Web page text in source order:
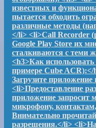
известных и
пытается обходить
различные методы
</li> <li>Call Recorder
Google Play Store их
сталкиваются с теми
<h3>Как
примере Cube ACR):</
Загрузите приложение
<li>Предоставление
приложение запросит
микрофону,
Внимательно
разрешения.</li>